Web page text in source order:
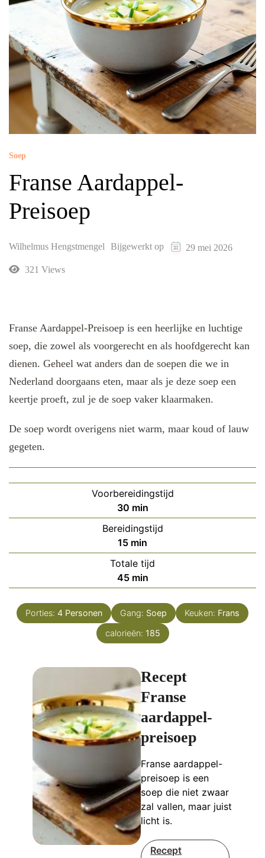
Soep
Franse Aardappel-
Preisoep
Wilhelmus Hengstmengel Bijgewerkt op 29 mei 2026
321 Views
Franse Aardappel-Preisoep is een heerlijke en luchtige
soep, die zowel als voorgerecht en als hoofdgerecht kan
dienen. Geheel wat anders dan de soepen die we in
Nederland doorgaans eten, maar als je deze soep een
keertje proeft, zul je de soep vaker klaarmaken.
De soep wordt overigens niet warm, maar koud of lauw
gegeten.
Voorbereidingstijd
30minuten
min
Bereidingstijd
15minuten
min
Totale tijd
45minuten
min
Porties: 4 Personen Gang: Soep Keuken: Frans
calorieën: 185
Recept
Franse
aardappel-
preisoep
Franse aardappel-
preisoep is een
soep die niet zwaar
zal vallen, maar juist
licht is.
Recept